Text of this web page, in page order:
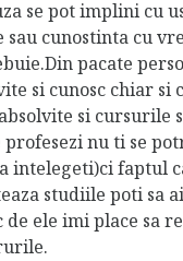
se pot implini cu
cunostinta cu
pacate
si cunosc chiar si
si cursurile
nu ti se
intelegeti)ci faptul
studiile poti sa
de ele imi place sa